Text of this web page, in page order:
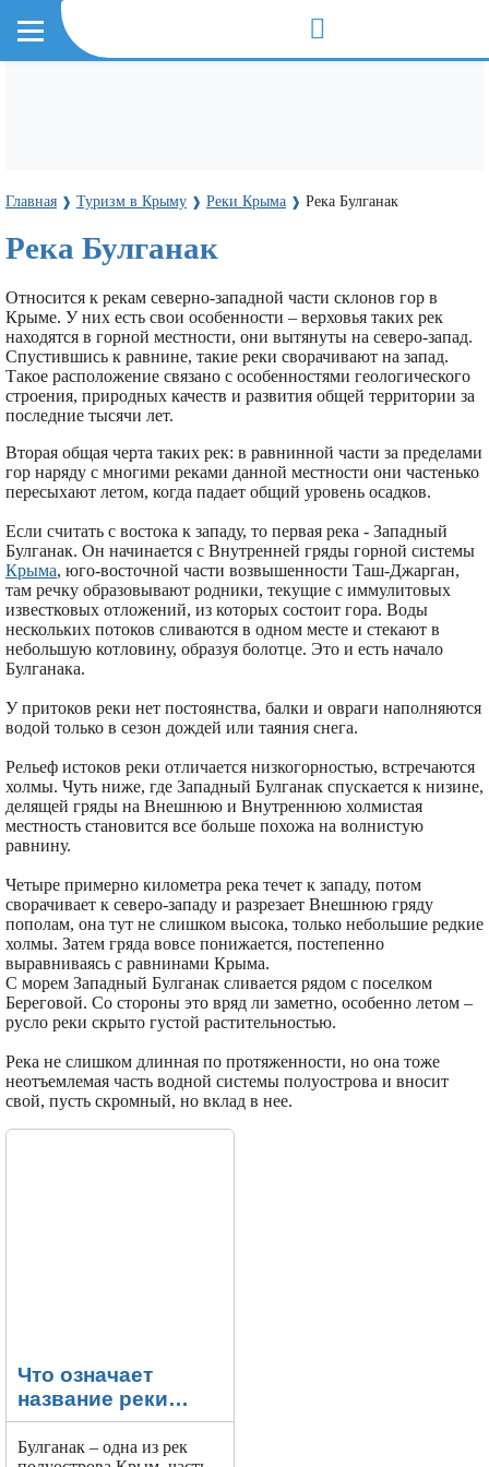
Главная ❱ Туризм в Крыму ❱ Реки Крыма ❱ Река Булганак
Река Булганак
Относится к рекам северно-западной части склонов гор в
Крыме. У них есть свои особенности – верховья таких рек
находятся в горной местности, они вытянуты на северо-запад.
Спустившись к равнине, такие реки сворачивают на запад.
Такое расположение связано с особенностями геологического
строения, природных качеств и развития общей территории за
последние тысячи лет.
Вторая общая черта таких рек: в равнинной части за пределами
гор наряду с многими реками данной местности они частенько
пересыхают летом, когда падает общий уровень осадков.
Если считать с востока к западу, то первая река - Западный
Булганак. Он начинается с Внутренней гряды горной системы
Крыма, юго-восточной части возвышенности Таш-Джарган,
там речку образовывают родники, текущие с иммулитовых
известковых отложений, из которых состоит гора. Воды
нескольких потоков сливаются в одном месте и стекают в
небольшую котловину, образуя болотце. Это и есть начало
Булганака.
У притоков реки нет постоянства, балки и овраги наполняются
водой только в сезон дождей или таяния снега.
Рельеф истоков реки отличается низкогорностью, встречаются
холмы. Чуть ниже, где Западный Булганак спускается к низине,
делящей гряды на Внешнюю и Внутреннюю холмистая
местность становится все больше похожа на волнистую
равнину.
Четыре примерно километра река течет к западу, потом
сворачивает к северо-западу и разрезает Внешнюю гряду
пополам, она тут не слишком высока, только небольшие редкие
холмы. Затем гряда вовсе понижается, постепенно
выравниваясь с равнинами Крыма.
С морем Западный Булганак сливается рядом с поселком
Береговой. Со стороны это вряд ли заметно, особенно летом –
русло реки скрыто густой растительностью.
Река не слишком длинная по протяженности, но она тоже
неотъемлемая часть водной системы полуострова и вносит
свой, пусть скромный, но вклад в нее.
Что означает
название реки
Булганак в Крыму
Булганак – одна из рек